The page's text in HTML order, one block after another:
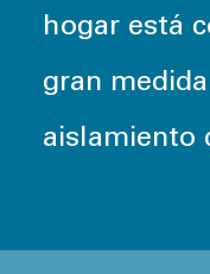
hogar está
gran
aislamiento